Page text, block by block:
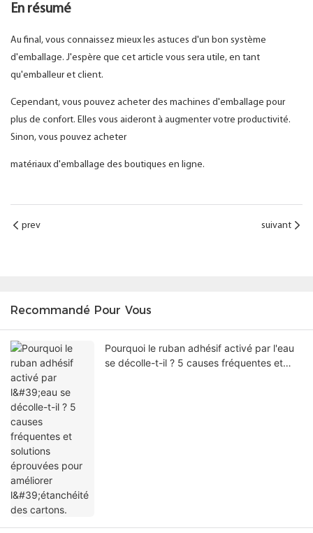
En résumé
Au final, vous connaissez mieux les astuces d'un bon système
d'emballage. J'espère que cet article vous sera utile, en tant
qu'emballeur et client.
Cependant, vous pouvez acheter des machines d'emballage pour
plus de confort. Elles vous aideront à augmenter votre productivité.
Sinon, vous pouvez acheter
matériaux d'emballage des boutiques en ligne.
prev suivant
Recommandé Pour Vous
Pourquoi le ruban adhésif activé par l'eau
se décolle-t-il ? 5 causes fréquentes et